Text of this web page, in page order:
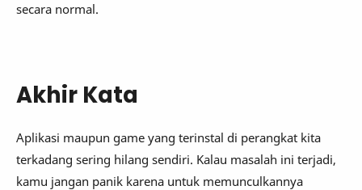
secara normal.
Akhir Kata
Aplikasi maupun game yang terinstal di perangkat kita
terkadang sering hilang sendiri. Kalau masalah ini terjadi,
kamu jangan panik karena untuk memunculkannya